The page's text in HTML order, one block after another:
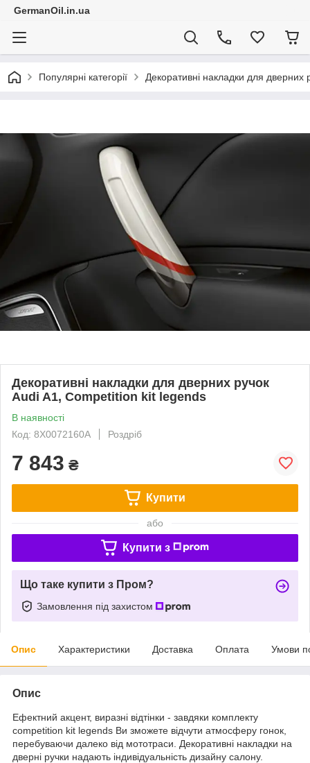
GermanOil.in.ua
Популярні категорії Декоративні накладки для
Декоративні накладки для дверних ручок
Audi A1, Competition kit legends
В наявності
Код: 8X0072160A
Роздріб
7 843 ₴
Купити
або
Купити з
Що таке купити з Пром?
Замовлення під захистом
Опис Характеристики Доставка Оплата Умови
Опис
Ефектний акцент, виразні відтінки - завдяки комплекту
competition kit legends Ви зможете відчути атмосферу гонок,
перебуваючи далеко від мототраси. Декоративні накладки на
дверні ручки надають індивідуальність дизайну салону.